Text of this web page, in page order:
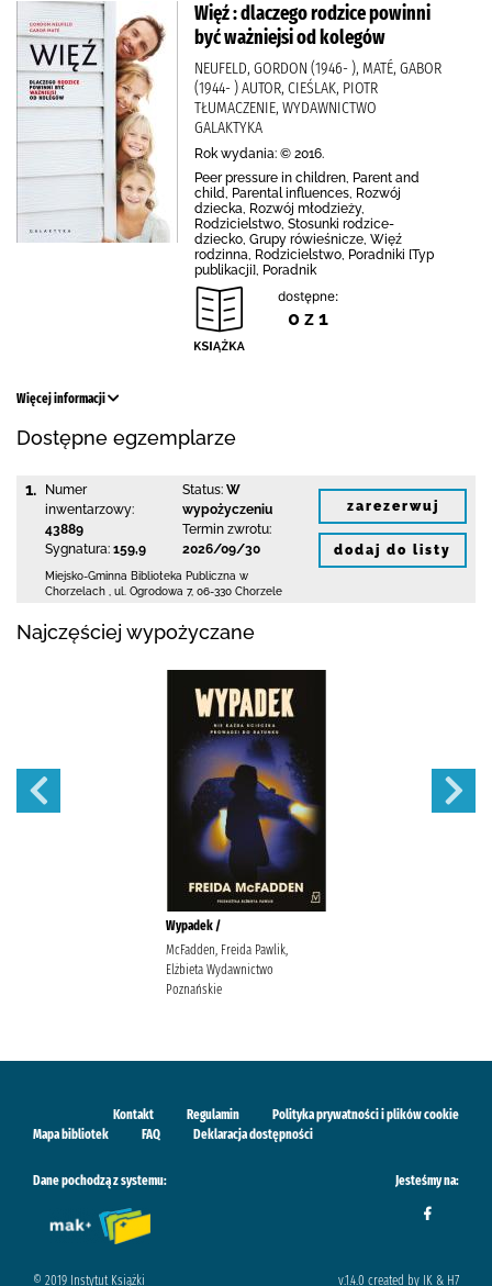
Więź : dlaczego rodzice powinni
być ważniejsi od kolegów
NEUFELD, GORDON (1946- ), MATÉ, GABOR
(1944- ) AUTOR, CIEŚLAK, PIOTR
TŁUMACZENIE, WYDAWNICTWO
GALAKTYKA
Rok wydania: © 2016.
Peer pressure in children, Parent and
child, Parental influences, Rozwój
dziecka, Rozwój młodzieży,
Rodzicielstwo, Stosunki rodzice-
dziecko, Grupy rówieśnicze, Więź
rodzinna, Rodzicielstwo, Poradniki [Typ
publikacji], Poradnik
dostępne:
0 z 1
Więcej informacji
Dostępne egzemplarze
1.
Numer
inwentarzowy:
43889
Sygnatura: 159,9
Status: W
wypożyczeniu
Termin zwrotu:
2026/09/30
Miejsko-Gminna Biblioteka Publiczna w
Chorzelach
ul. Ogrodowa 7, 06-330 Chorzele
zarezerwuj
dodaj do listy
Najczęściej wypożyczane
Wypadek /
McFadden, Freida Pawlik,
Elżbieta Wydawnictwo
Poznańskie
Kontakt Regulamin
Polityka prywatności i plików cookie
Mapa bibliotek
FAQ Deklaracja dostępności
Dane pochodzą z systemu: Jesteśmy na:
© 2019 Instytut Książki v.1.4.0 created by IK & H7